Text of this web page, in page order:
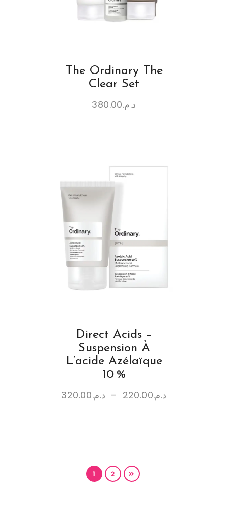
The Ordinary The
Clear Set
د.م.380.00
Direct Acids –
Suspension À
L’acide Azélaïque
10 %
د.م.220.00
– د.م.320.00
1 2